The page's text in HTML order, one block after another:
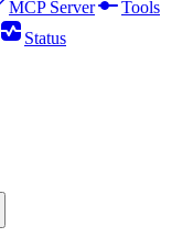
MCP Server
Tools
Status